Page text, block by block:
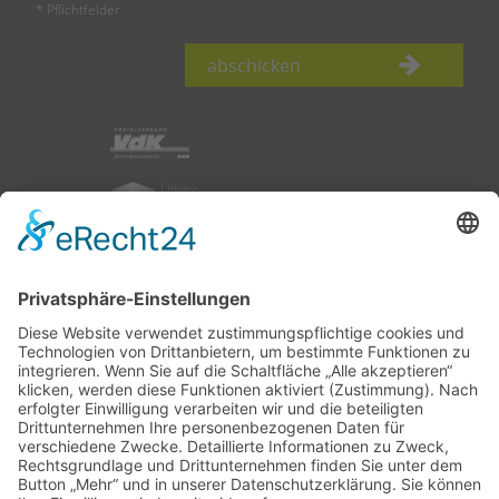
* Pflichtfelder
abschicken